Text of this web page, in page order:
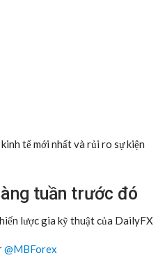
tế mới nhất và rủi ro sự kiện
tuần trước đó
lược gia kỹ thuật của DailyFX
@MBForex